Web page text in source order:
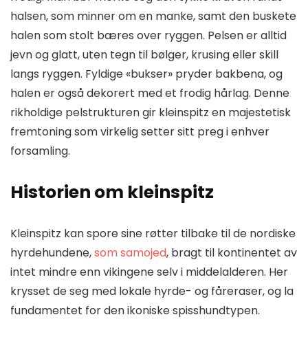
halsen, som minner om en manke, samt den buskete
halen som stolt bæres over ryggen. Pelsen er alltid
jevn og glatt, uten tegn til bølger, krusing eller skill
langs ryggen. Fyldige «bukser» pryder bakbena, og
halen er også dekorert med et frodig hårlag. Denne
rikholdige pelstrukturen gir kleinspitz en majestetisk
fremtoning som virkelig setter sitt preg i enhver
forsamling.
Historien om kleinspitz
Kleinspitz kan spore sine røtter tilbake til de nordiske
hyrdehundene,som samojed, bragt til kontinentet av
intet mindre enn vikingene selv i middelalderen. Her
krysset de seg med lokale hyrde- og fåreraser, og la
fundamentet for den ikoniske spisshundtypen.